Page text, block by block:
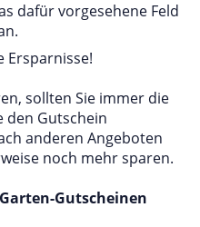
dafür vorgesehene Feld
Ersparnisse!
sollten Sie immer die
den Gutschein
anderen Angeboten
noch mehr sparen.
Gutscheinen